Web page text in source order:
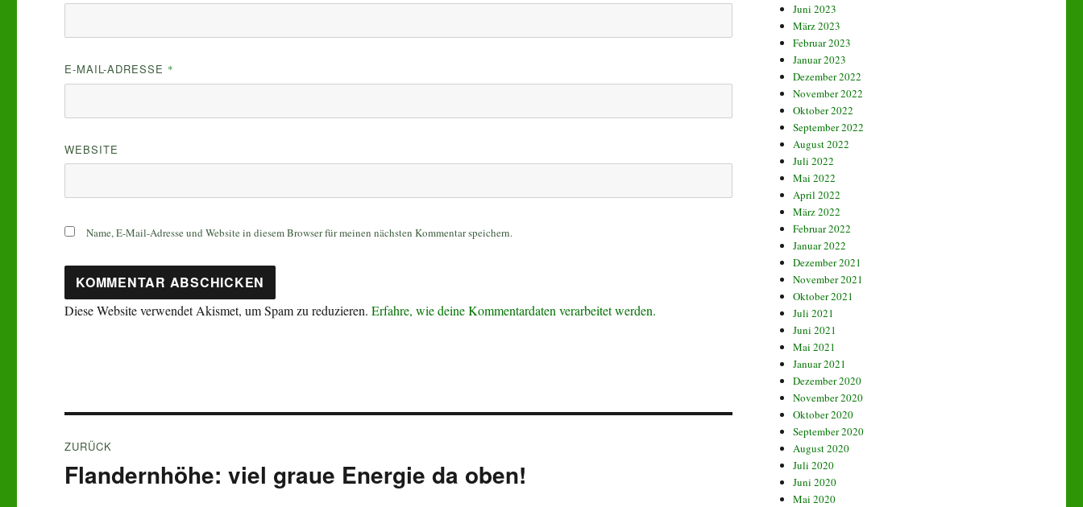
E-MAIL-ADRESSE *
WEBSITE
Name, E-Mail-Adresse und Website in diesem Browser für meinen nächsten Kommentar speichern.
Diese Website verwendet Akismet, um Spam zu reduzieren.Erfahre, wie deine Kommentardaten verarbeitet werden.
ZURÜCK
Vorheriger
Flandernhöhe: viel graue Energie da oben!
Juni 2023
März 2023
Februar 2023
Januar 2023
Dezember 2022
November 2022
Oktober 2022
September 2022
August 2022
Juli 2022
Mai 2022
April 2022
März 2022
Februar 2022
Januar 2022
Dezember 2021
November 2021
Oktober 2021
Juli 2021
Juni 2021
Mai 2021
Januar 2021
Dezember 2020
November 2020
Oktober 2020
September 2020
August 2020
Juli 2020
Juni 2020
Mai 2020